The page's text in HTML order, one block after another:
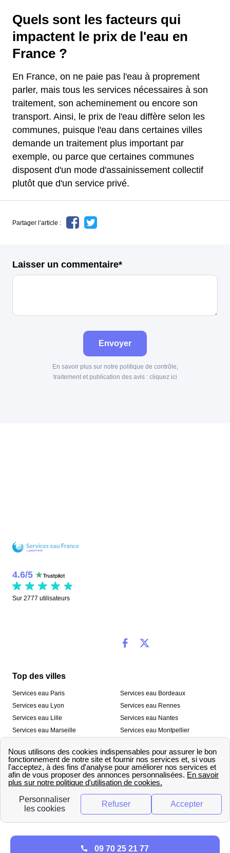
Quels sont les facteurs qui
impactent le prix de l'eau en
France ?
En France, on ne paie pas l'eau à proprement
parler, mais tous les services nécessaires à son
traitement, son acheminement ou encore son
transport. Ainsi, le prix de l'eau diffère selon les
communes, puisque l'eau dans certaines villes
demande un traitement plus important par
exemple, ou parce que certaines communes
disposent d'un mode d'assainissement collectif
plutôt que d'un service privé.
Partager l’article :
Laisser un commentaire*
Envoyer
En savoir plus sur notre politique de contrôle,
traitement et publication des avis : cliquez ici
4.6/5
Sur 2777 utilisateurs
Top des villes
Services eau Paris
Services eau Lyon
Services eau Lille
Services eau Marseille
Services eau Toulon
Services eau Bordeaux
Services eau Rennes
Services eau Nantes
Services eau Montpellier
Services eau Strasbourg
Nos outils
🛁 Simulateur consommation eau
💧 Comparer les fournisseurs
d’eau
09 70 25 21 77